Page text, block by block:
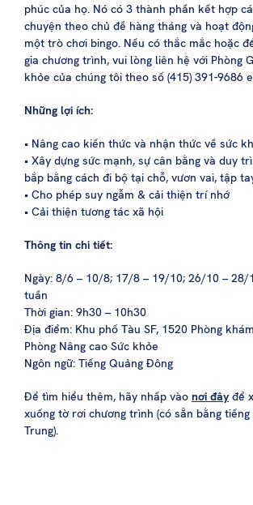
phúc của họ. Nó có 3 thành phần kết hợp
chuyện theo chủ đề hàng tháng và hoạt
một trò chơi bingo. Nếu có thắc mắc hoặc
gia chương trình, vui lòng liên hệ với Phòng
khỏe của chúng tôi theo số (415) 391-9686
Những lợi ích:
• Nâng cao kiến thức và nhận thức về sức
• Xây dựng sức mạnh, sự cân bằng và duy
bắp bằng cách đi bộ tại chỗ, vươn vai, tập
• Cho phép suy ngẫm & cải thiện trí nhớ
• Cải thiện tương tác xã hội
Thông tin chi tiết:
Ngày: 8/6 – 10/8; 17/8 – 19/10; 26/10 – 28/
tuần
Thời gian: 9h30 – 10h30
Địa điểm: Khu phố Tàu SF, 1520 Phòng
Phòng Nâng cao Sức khỏe
Ngôn ngữ: Tiếng Quảng Đông
Để tìm hiểu thêm, hãy nhấp vào nơi đây để
xuống tờ rơi chương trình (có sẵn bằng
Trung).